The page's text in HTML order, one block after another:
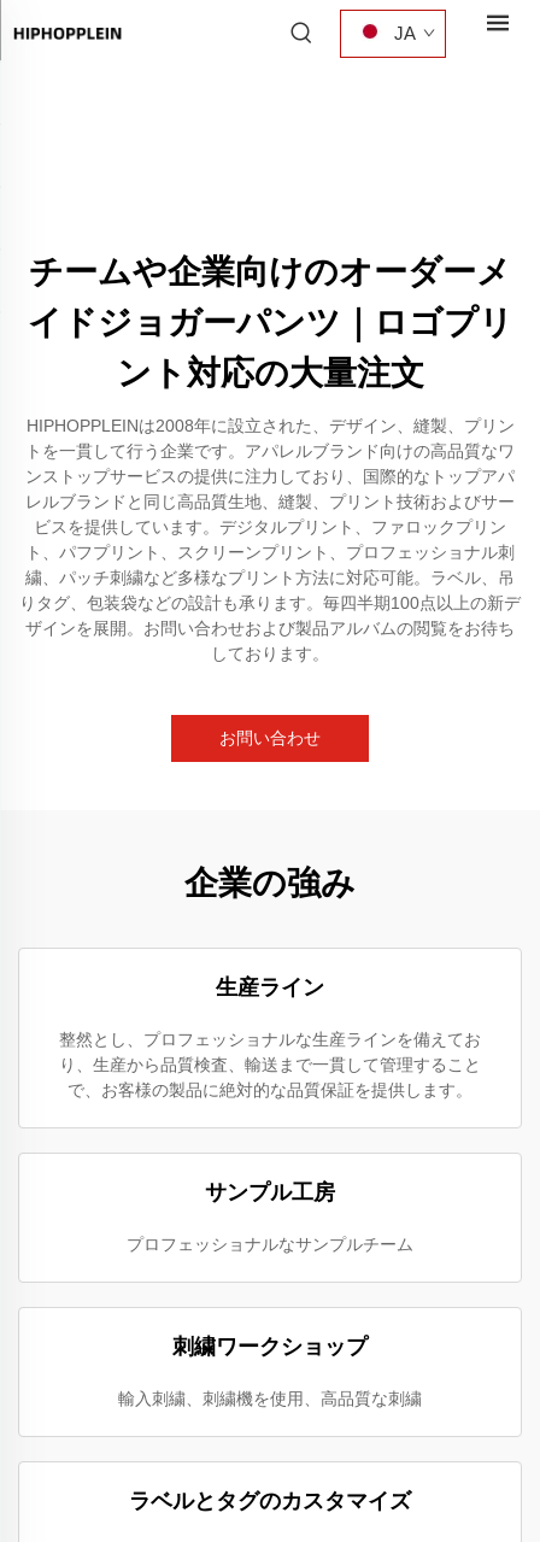
JA
チームや企業向けのオーダーメ
イドジョガーパンツ｜ロゴプリ
ント対応の大量注文
HIPHOPPLEINは2008年に設立された、デザイン、縫製、プリン
トを一貫して行う企業です。アパレルブランド向けの高品質なワ
ンストップサービスの提供に注力しており、国際的なトップアパ
レルブランドと同じ高品質生地、縫製、プリント技術およびサー
ビスを提供しています。デジタルプリント、ファロックプリン
ト、パフプリント、スクリーンプリント、プロフェッショナル刺
繍、パッチ刺繍など多様なプリント方法に対応可能。ラベル、吊
りタグ、包装袋などの設計も承ります。毎四半期100点以上の新デ
ザインを展開。お問い合わせおよび製品アルバムの閲覧をお待ち
しております。
お問い合わせ
企業の強み
生産ライン
整然とし、プロフェッショナルな生産ラインを備えてお
り、生産から品質検査、輸送まで一貫して管理すること
で、お客様の製品に絶対的な品質保証を提供します。
サンプル工房
プロフェッショナルなサンプルチーム
刺繍ワークショップ
輸入刺繍、刺繍機を使用、高品質な刺繍
ラベルとタグのカスタマイズ